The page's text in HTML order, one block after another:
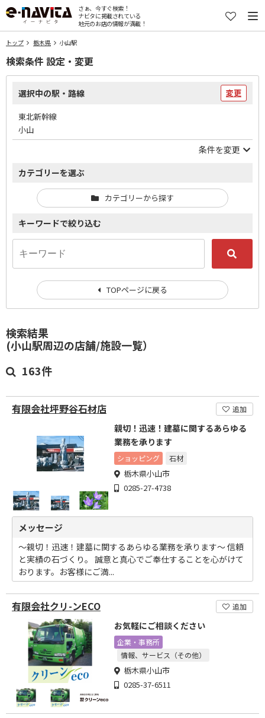
さぁ、今すぐ検索！
ナビタに掲載されている
地元のお店の情報が満載！
トップ 栃木県 小山駅
検索結果
(小山駅周辺の店舗/施設一覧）
163件
有限会社坪野谷石材店 追加
親切！迅速！建墓に関するあらゆる
業務を承ります
ショッピング 石材
栃木県小山市
0285-27-4738
メッセージ
～親切！迅速！建墓に関するあらゆる業務を承ります～ 信頼
と実績の石づくり。 誠意と真心でご奉仕することを心がけて
おります。お客様にご満...
有限会社クリ-ンECO 追加
お気軽にご相談ください
企業・事務所
情報、サービス（その他）
栃木県小山市
0285-37-6511
検索条件 設定・変更
選択中の駅・路線 変更
東北新幹線
小山
条件を変更
カテゴリーを選ぶ
カテゴリーから探す
キーワードで絞り込む
TOPページに戻る